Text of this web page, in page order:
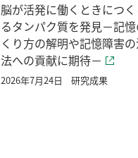
脳が活発に働くときにつ
るタンパク質を発見－記
くり方の解明や記憶障害
法への貢献に期待－
2026年7月24日 研究成果